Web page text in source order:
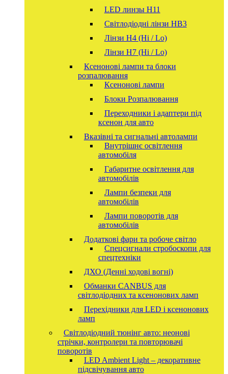
LED линзы H11
Світлодіодні лінзи HB3
Лінзи Н4 (Hi / Lo)
Лінзи Н7 (Hi / Lo)
Ксенонові лампи та блоки
розпалювання
Ксенонові лампи
Блоки Розпалювання
Переходники і адаптери під
ксенон для авто
Вказівні та сигнальні автолампи
Внутрішнє освітлення
автомобіля
Габаритне освітлення для
автомобілів
Лампи безпеки для
автомобілів
Лампи поворотів для
автомобілів
Додаткові фари та робоче світло
Спецсигнали стробоскопи для
спецтехніки
ДХО (Денні ходові вогні)
Обманки CANBUS для
світлодіодних та ксенонових ламп
Перехідники для LED і ксенонових
ламп
Світлодіодний тюнінг авто: неонові
стрічки, контролери та повторювачі
поворотів
LED Ambient Light – декоративне
підсвічування авто